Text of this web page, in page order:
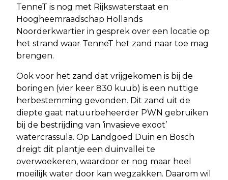
TenneT is nog met Rijkswaterstaat en
Hoogheemraadschap Hollands
Noorderkwartier in gesprek over een locatie op
het strand waar TenneT het zand naar toe mag
brengen.
Ook voor het zand dat vrijgekomen is bij de
boringen (vier keer 830 kuub) is een nuttige
herbestemming gevonden. Dit zand uit de
diepte gaat natuurbeheerder PWN gebruiken
bij de bestrijding van ‘invasieve exoot’
watercrassula. Op Landgoed Duin en Bosch
dreigt dit plantje een duinvallei te
overwoekeren, waardoor er nog maar heel
moeilijk water door kan wegzakken. Daarom wil